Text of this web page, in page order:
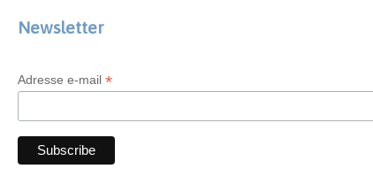
Newsletter
Adresse e-mail *